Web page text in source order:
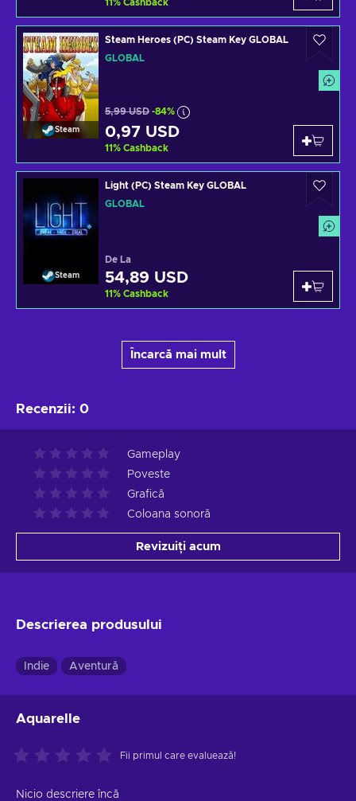
11% Cashback
Steam
Steam Heroes (PC) Steam Key GLOBAL
GLOBAL
5,99 USD -84%
0,97 USD
11% Cashback
Steam
Light (PC) Steam Key GLOBAL
GLOBAL
De La
54,89 USD
11% Cashback
Încarcă mai mult
Recenzii: 0
Gameplay
Poveste
Grafică
Coloana sonoră
Revizuiți acum
Descrierea produsului
Indie Aventură
Aquarelle
Fii primul care evaluează!
Nicio descriere încă